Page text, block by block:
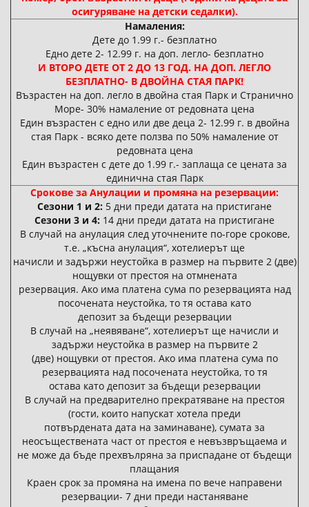
осигуряване на детски седалки).
Намаления:
Дете до 1.99 г.- безплатно
Едно дете 2- 12.99 г. на доп. легло- безплатно
И ВТОРО ДЕТЕ ОТ 2 ДО 13 ГОД. НА ДОП. ЛЕГЛО
БЕЗПЛАТНО- В ДВОЙНА СТАЯ ПАРК!
Възрастен на доп. легло в двойна стая Парк и Странично
Море- 30% намаление от редовната цена
Един възрастен с едно или две деца 2- 12.99 г. в двойна
стая Парк - всяко дете ползва по 50% намаление от
редовната цена
Един възрастен с дете до 1.99 г.- заплаща се цената за
единична стая Парк
Срокове за Анулации и промяна на резервации:
Сезони 1 и 2: 5 дни преди датата на пристигане
Сезони 3 и 4: 14 дни преди датата на пристигане
В случай на анулация след уточнените по-горе срокове,
т.е. „късна анулация“, хотелиерът ще
начисли и задържи неустойка в размер на първите 2 (две)
нощувки от престоя на отмнената
резервация. Ако има платена сума по резервацията над
посочената неустойка, то тя остава като
депозит за бъдещи резервации
В случай на „неявяване“, хотелиерът ще начисли и
задържи неустойка в размер на първите 2
(две) нощувки от престоя. Ако има платена сума по
резервацията над посочената неустойка, то тя
остава като депозит за бъдещи резервации
В случай на предварително прекратяване на престоя
(гости, които напускат хотела преди
потвърдената дата на заминаване), сумата за
неосъществената част от престоя е невъзвръщаема и
не може да бъде прехвълряна за приспадане от бъдещи
плащания
Краен срок за промяна на имена по вече направени
резервации- 7 дни преди настаняване